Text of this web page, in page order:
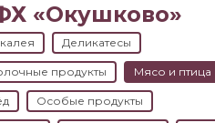
«Окушково»
Деликатесы
продукты Мясо и птица
Особые продукты